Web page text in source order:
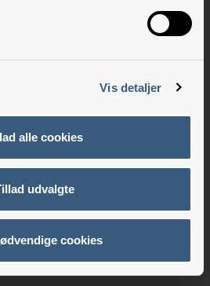
Vis detaljer
alle cookies
udvalgte
cookies